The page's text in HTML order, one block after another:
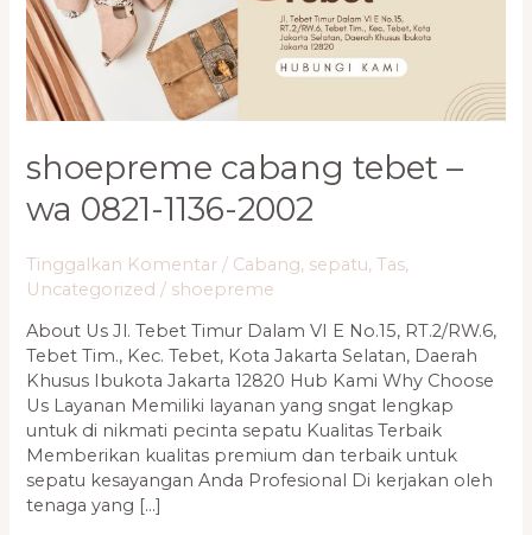
shoepreme cabang tebet –
wa 0821-1136-2002
Tinggalkan Komentar / Cabang, sepatu,Tas,
Uncategorized / shoepreme
About Us Jl. Tebet Timur Dalam VI E No.15, RT.2/RW.6,
Tebet Tim., Kec. Tebet, Kota Jakarta Selatan, Daerah
Khusus Ibukota Jakarta 12820 Hub Kami Why Choose
Us Layanan Memiliki layanan yang sngat lengkap
untuk di nikmati pecinta sepatu Kualitas Terbaik
Memberikan kualitas premium dan terbaik untuk
sepatu kesayangan Anda Profesional Di kerjakan oleh
tenaga yang […]
0821-
1136-
2002